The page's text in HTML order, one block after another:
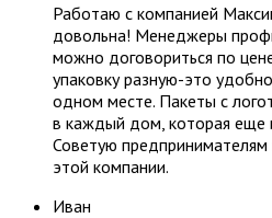
Работаю с компанией
довольна! Менеджеры
можно договориться по
упаковку разную-это
одном месте. Пакеты с
в каждый дом, которая еще
Советую предпринимателям
этой компании.
Иван